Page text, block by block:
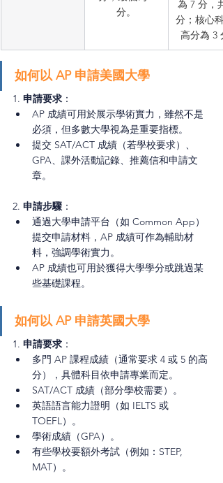
分。
為 7 分，
分；核心科
高分為 3
如何以 AP 申請美國大學
1. 申請要求 ：
AP 成績可用於展示學術實力，雖然不是
必須，但多數大學視為是重要指標。
提交 SAT/ACT 成績（若學校要求）、
GPA、課外活動記錄、推薦信和申請文
章。
2. 申請步驟 ：
通過大學申請平台（如 Common App）
提交申請材料，AP 成績可作為輔助材
料，強調學術實力。
AP 成績也可用於獲得大學學分或跳過某
些基礎課程。
如何以 AP 申請英國大學
1. 申請要求 ：
多門 AP 課程成績（通常要求 4 或 5 的高
分），具體科目依申請專業而定。
SAT/ACT 成績（部分學校需要）。
英語語言能力證明（如 IELTS 或
TOEFL）。
學術成績（GPA）。
有些學校要額外考試（例如： STEP,
MAT）。